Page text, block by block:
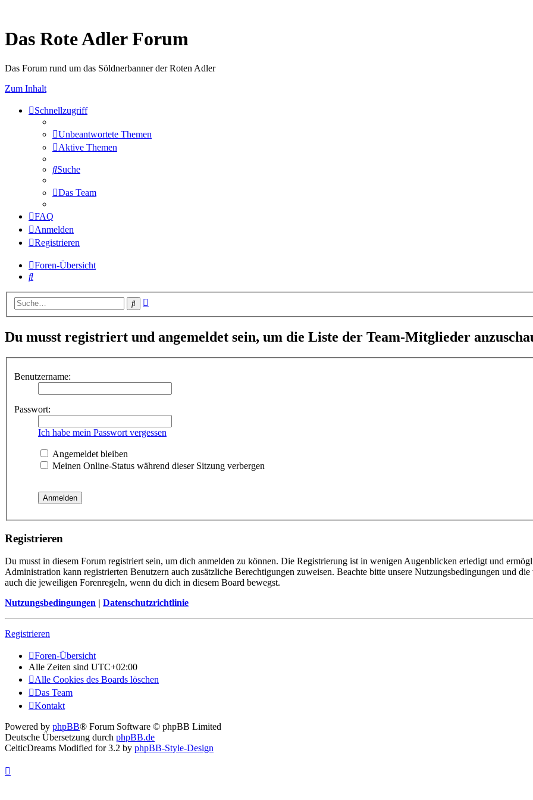
Das Rote Adler Forum
Das Forum rund um das Söldnerbanner der Roten Adler
Zum Inhalt
Schnellzugriff
Unbeantwortete Themen
Aktive Themen
Suche
Das Team
FAQ
Anmelden
Registrieren
Foren-Übersicht
Suche
Suche
Du musst registriert und angemeldet sein, um die Liste der Team-Mitglieder
Benutzername:
Passwort:
Ich habe mein Passwort vergessen
Angemeldet bleiben
Meinen Online-Status während dieser Sitzung verbergen
Registrieren
Du musst in diesem Forum registriert sein, um dich anmelden zu können. Die Registrierung ist in wenigen Augenblicken erledigt und
Administration kann registrierten Benutzern auch zusätzliche Berechtigungen zuweisen. Beachte bitte unsere Nutzungsbedingungen und
auch die jeweiligen Forenregeln, wenn du dich in diesem Board bewegst.
Nutzungsbedingungen | Datenschutzrichtlinie
Registrieren
Foren-Übersicht
Alle Zeiten sind UTC+02:00
Alle Cookies des Boards löschen
Das Team
Kontakt
Powered by phpBB® Forum Software © phpBB Limited
Deutsche Übersetzung durch phpBB.de
CelticDreams Modified for 3.2 by phpBB-Style-Design